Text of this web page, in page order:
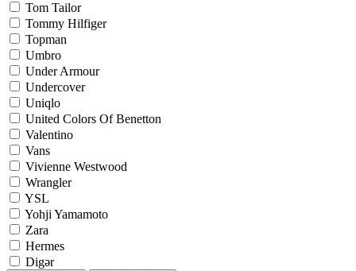
Tom Tailor
Tommy Hilfiger
Topman
Umbro
Under Armour
Undercover
Uniqlo
United Colors Of Benetton
Valentino
Vans
Vivienne Westwood
Wrangler
YSL
Yohji Yamamoto
Zara
Hermes
Digər